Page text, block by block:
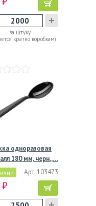
за штуку
кратно коробкам)
одноразовая
180 мм, черн.,…
Арт: 103473
₽